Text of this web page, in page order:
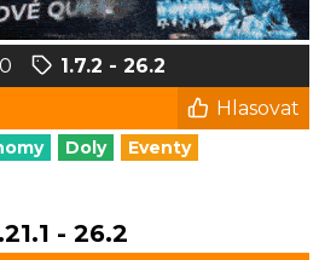
1.7.2 - 26.2
Hlasovat
Doly Eventy
- 26.2